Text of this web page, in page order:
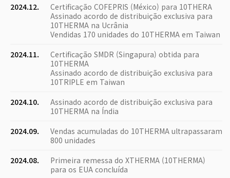
2024.12.
Certificação COFEPRIS (México) para 10THERA
Assinado acordo de distribuição exclusiva para
10THERMA na Ucrânia
Vendidas 170 unidades do 10THERMA em Taiwan
2024.11.
Certificação SMDR (Singapura) obtida para
10THERMA
Assinado acordo de distribuição exclusiva para
10TRIPLE em Taiwan
2024.10.
Assinado acordo de distribuição exclusiva para
10THERMA na Índia
2024.09.
Vendas acumuladas do 10THERMA ultrapassaram
800 unidades
2024.08.
Primeira remessa do XTHERMA (10THERMA)
para os EUA concluída